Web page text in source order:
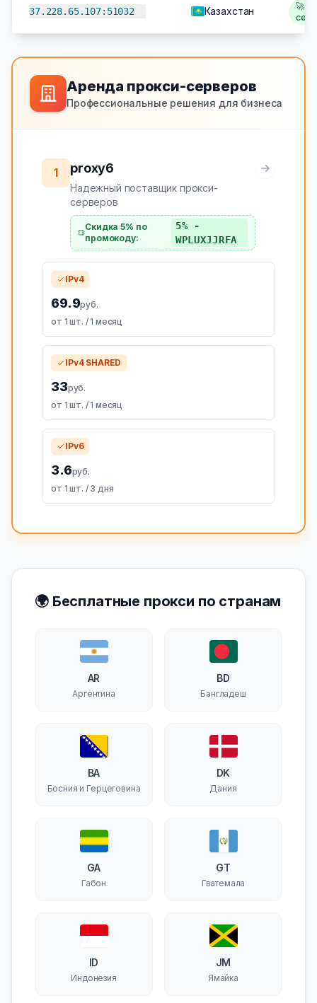
37.228.65.107:51032 Казахстан
🚀
сек
Аренда прокси-серверов
Профессиональные решения для бизнеса
1 proxy6
Надежный поставщик прокси-
серверов
Скидка 5% по
промокоду:
5% -
WPLUXJJRFA
IPv4
69.9руб.
от 1 шт. / 1 месяц
IPv4 SHARED
33руб.
от 1 шт. / 1 месяц
IPv6
3.6руб.
от 1 шт. / 3 дня
🌍 Бесплатные прокси по странам
AR
Аргентина
BD
Бангладеш
BA
Босния и Герцеговина
DK
Дания
GA
Габон
GT
Гватемала
ID
Индонезия
JM
Ямайка